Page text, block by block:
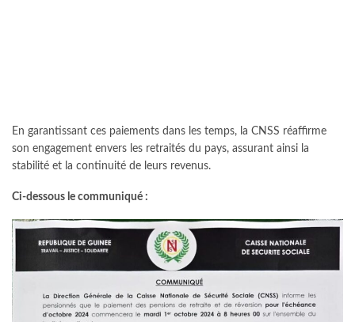
En garantissant ces paiements dans les temps, la CNSS réaffirme
son engagement envers les retraités du pays, assurant ainsi la
stabilité et la continuité de leurs revenus.
Ci-dessous le communiqué :